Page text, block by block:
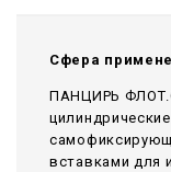
Сфера
ПАНЦИРЬ
вставками для